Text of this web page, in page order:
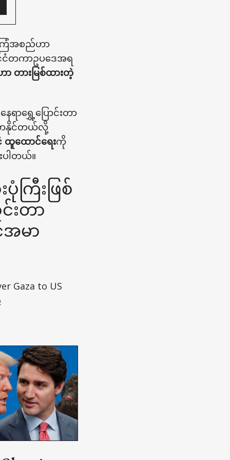
ြံအစည်ဟာ
ငံတကာဥပဒေအရ
တားမြစ်ထားတဲ့
ာရွှေ့ပြောင်းတာ
လာနိုင်တယ်လို့
ထောင်ရေးကို
ါတယ်။
ကြီးဖြစ်
းတာ
အမာ
Gaza to US